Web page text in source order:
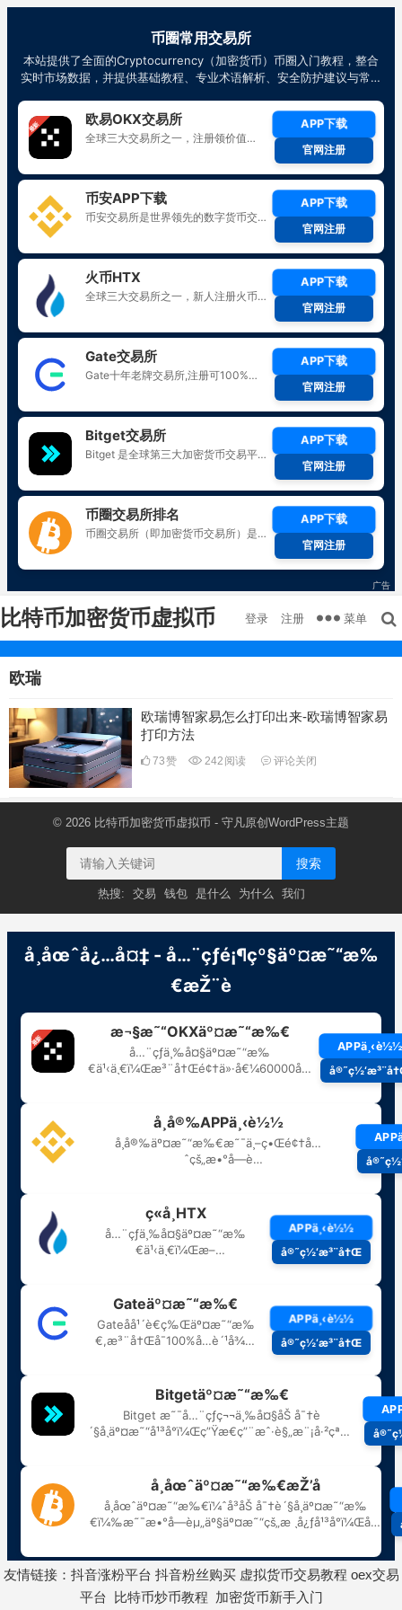
比特币加密货币虚拟币 登录 注册 菜单
欧瑞
欧瑞博智家易怎么打印出来-欧瑞博智家易
打印方法
73赞 242 阅读 评论关闭
© 2026 比特币加密货币虚拟币 - 守凡原创 WordPress主题
搜索
热搜: 交易 钱包 是什么 为什么 我们
友情链接： 抖音涨粉平台 抖音粉丝购买 虚拟货币交易教程 oex交易
平台
比特币炒币教程 加密货币新手入门